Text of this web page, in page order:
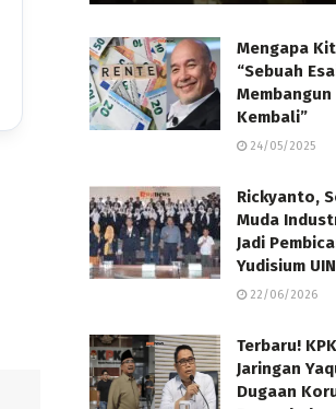
Mengapa
“Sebuah
Kembali”
24/05/2025
Rickyanto,
Muda
Jadi
Yudisium
22/06/2026
Terbaru!
Jaringan
Dugaan